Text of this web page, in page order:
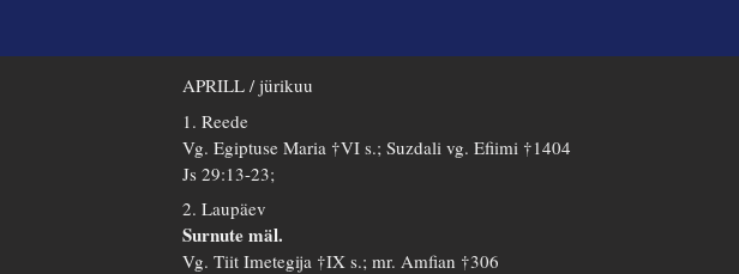
APRILL / jürikuu
1. Reede
Vg. Egiptuse Maria †VI s.; Suzdali vg. Efiimi †1404
Js 29:13-23;
2. Laupäev
Surnute mäl.
Vg. Tiit Imetegija †IX s.; mr. Amfian †306